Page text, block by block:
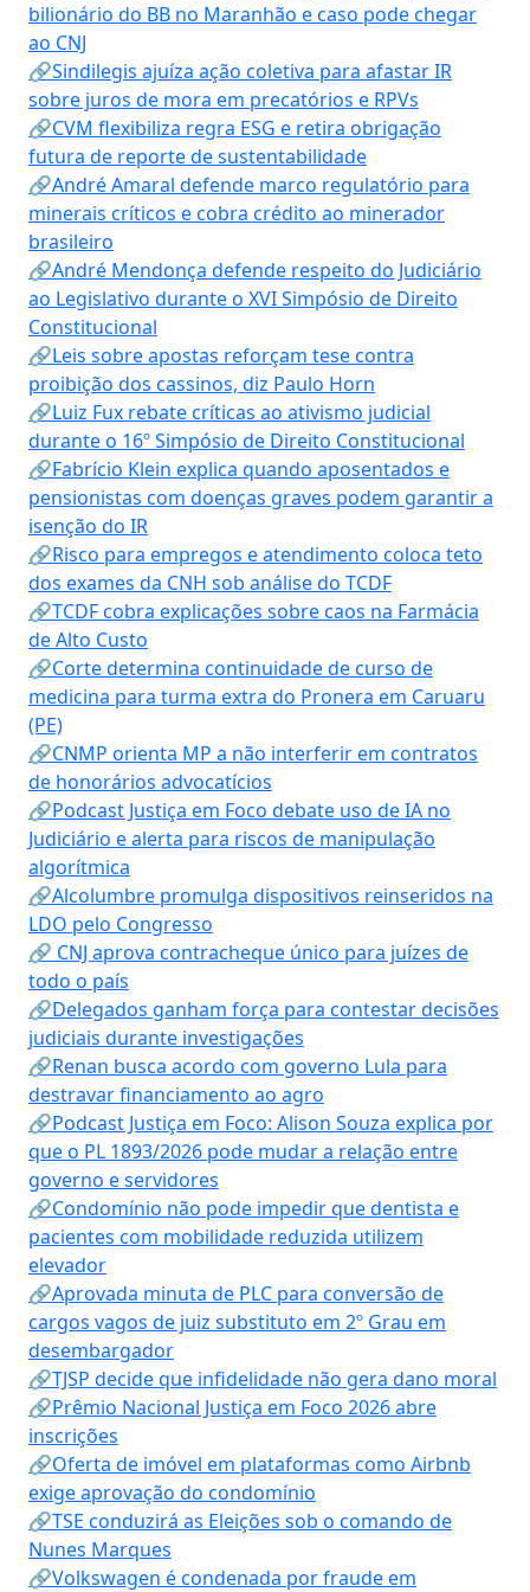
bilionário do BB no Maranhão e caso pode chegar
ao CNJ
🔗Sindilegis ajuíza ação coletiva para afastar IR
sobre juros de mora em precatórios e RPVs
🔗CVM flexibiliza regra ESG e retira obrigação
futura de reporte de sustentabilidade
🔗André Amaral defende marco regulatório para
minerais críticos e cobra crédito ao minerador
brasileiro
🔗André Mendonça defende respeito do Judiciário
ao Legislativo durante o XVI Simpósio de Direito
Constitucional
🔗Leis sobre apostas reforçam tese contra
proibição dos cassinos, diz Paulo Horn
🔗Luiz Fux rebate críticas ao ativismo judicial
durante o 16º Simpósio de Direito Constitucional
🔗Fabrício Klein explica quando aposentados e
pensionistas com doenças graves podem garantir a
isenção do IR
🔗Risco para empregos e atendimento coloca teto
dos exames da CNH sob análise do TCDF
🔗TCDF cobra explicações sobre caos na Farmácia
de Alto Custo
🔗Corte determina continuidade de curso de
medicina para turma extra do Pronera em Caruaru
(PE)
🔗CNMP orienta MP a não interferir em contratos
de honorários advocatícios
🔗Podcast Justiça em Foco debate uso de IA no
Judiciário e alerta para riscos de manipulação
algorítmica
🔗Alcolumbre promulga dispositivos reinseridos na
LDO pelo Congresso
🔗 CNJ aprova contracheque único para juízes de
todo o país
🔗Delegados ganham força para contestar decisões
judiciais durante investigações
🔗Renan busca acordo com governo Lula para
destravar financiamento ao agro
🔗Podcast Justiça em Foco: Alison Souza explica por
que o PL 1893/2026 pode mudar a relação entre
governo e servidores
🔗Condomínio não pode impedir que dentista e
pacientes com mobilidade reduzida utilizem
elevador
🔗Aprovada minuta de PLC para conversão de
cargos vagos de juiz substituto em 2º Grau em
desembargador
🔗TJSP decide que infidelidade não gera dano moral
🔗Prêmio Nacional Justiça em Foco 2026 abre
inscrições
🔗Oferta de imóvel em plataformas como Airbnb
exige aprovação do condomínio
🔗TSE conduzirá as Eleições sob o comando de
Nunes Marques
🔗Volkswagen é condenada por fraude em